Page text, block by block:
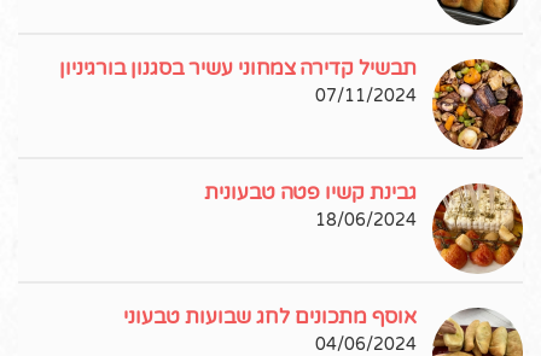
תבשיל קדירה צמחוני עשיר בסגנון בורגיניון
07/11/2024
גבינת קשיו פטה טבעונית
18/06/2024
אוסף מתכונים לחג שבועות טבעוני
04/06/2024